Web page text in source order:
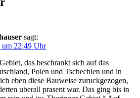
sagt:
um 22:49 Uhr
das beschrankt sich auf das
Polen und Tschechien und in
eben diese Bauweise zuruckgezogen,
uberall prasent war. Das ging bis in